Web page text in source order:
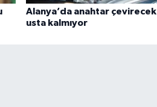
Alanya’da anahtar çevirecek
usta kalmıyor